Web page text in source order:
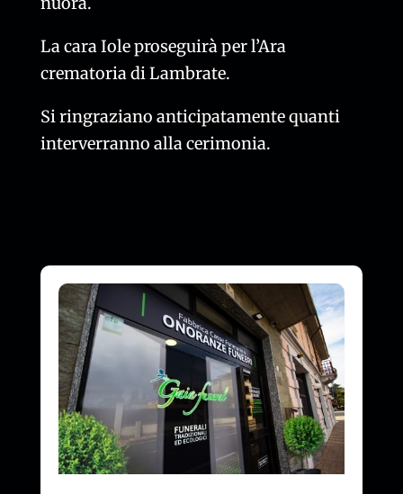
La cara Iole proseguirà per l’Ara
crematoria di Lambrate.
Si ringraziano anticipatamente quanti
interverranno alla cerimonia.